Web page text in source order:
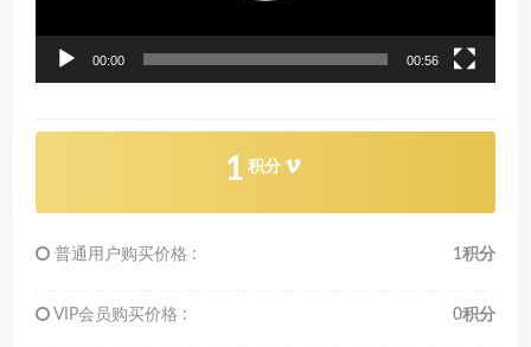
00:00 00:56
1 积分
普通用户购买价格 : 1积分
VIP会员购买价格 : 0积分